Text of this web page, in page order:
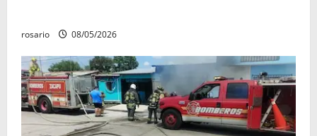
rosario 08/05/2026